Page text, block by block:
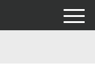
toggle